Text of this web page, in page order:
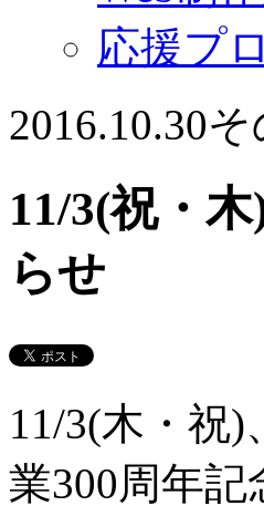
応援プ
2016.10.30そ
11/3(祝・
らせ
11/3(木・祝
業300周年